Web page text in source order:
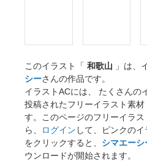
このイラスト「 和歌山 」は、
シーさんの作品です。
イラストACには、 たくさんの
投稿されたフリーイラスト素
す。このページのフリーイラ
ら、
ログイン して、ピンクの
をクリックすると、 シマエーシ
ウンロードが開始されます。